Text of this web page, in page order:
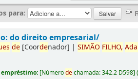
para:
do direito empresarial/
de [Coordenador] |SIMÃO FILHO,
[Númerodechamada:342.2 D598]